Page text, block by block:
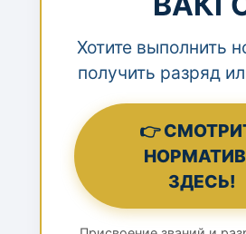
Хотите выполнить
получить разряд
👉
ЗДЕСЬ!